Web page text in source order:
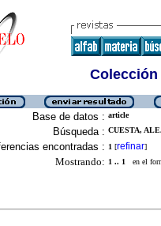
Base de datos : article
Búsqueda : CUESTA,
encontradas : 1 [refinar]
Mostrando: 1 .. 1 en el